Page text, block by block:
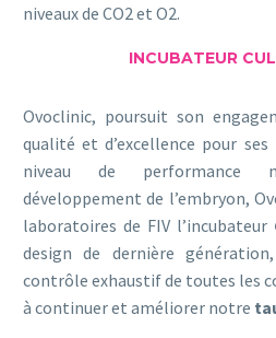
niveaux de CO2 et O2.
INCUBATEUR
Ovoclinic, poursuit son
qualité et d’excellence pour
niveau de performance
développement de l’embryon,
laboratoires de FIV l’incubateur
design de dernière
contrôle exhaustif de toutes les
à continuer et améliorer notre